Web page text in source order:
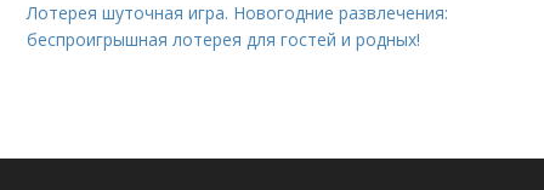
Лотерея шуточная игра. Новогодние развлечения:
беспроигрышная лотерея для гостей и родных!